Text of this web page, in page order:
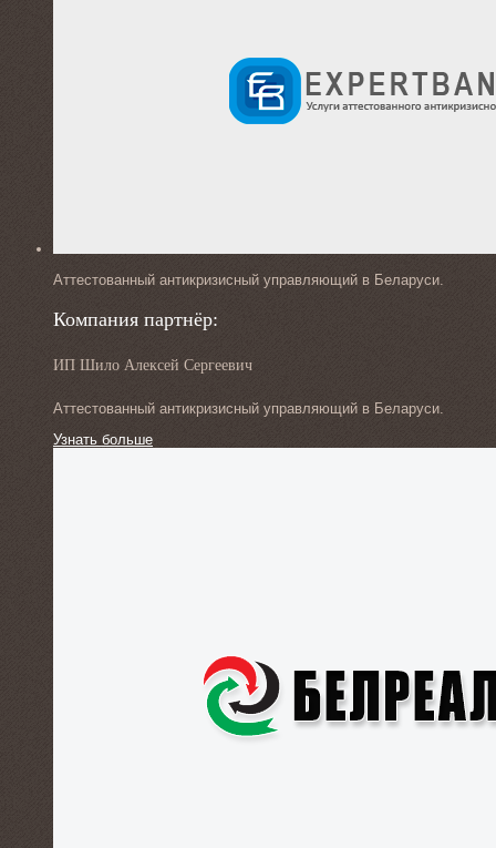
Аттестованный антикризисный управляющий в Беларуси.
Компания партнёр:
ИП Шило Алексей Сергеевич
Аттестованный антикризисный управляющий в Беларуси.
Узнать больше